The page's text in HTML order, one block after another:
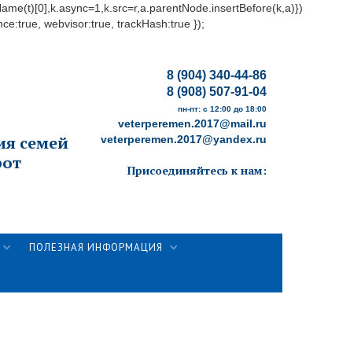
webvisor:true, trackHash:true });
семей
8 (904) 340-44-86
8 (908) 507-91-04
пн-пт: с 12:00 до 18:00
veterperemen.2017@mail.ru
veterperemen.2017@yandex.ru
Присоединяйтесь к нам:
ПОЛЕЗНАЯ ИНФОРМАЦИЯ